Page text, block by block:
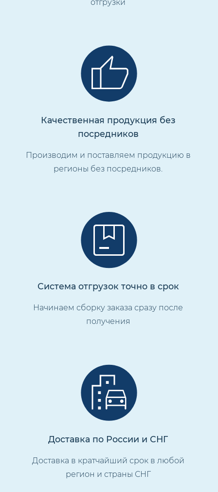
отгрузки
Качественная продукция без
посредников
Производим и поставляем продукцию в
регионы без посредников.
Система отгрузок точно в срок
Начинаем сборку заказа сразу после
получения
Доставка по России и СНГ
Доставка в кратчайший срок в любой
регион и страны СНГ